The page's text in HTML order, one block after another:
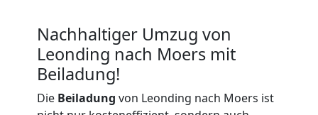
Nachhaltiger Umzug von
Leonding nach Moers mit
Beiladung!
Die Beiladung von Leonding nach Moers ist
LKW
Möbellift